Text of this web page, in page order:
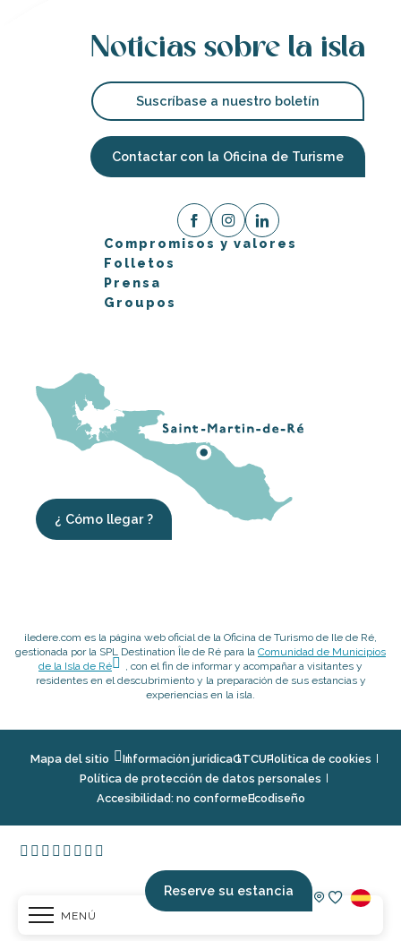
MENÚ
Reserve su estancia
Noticias sobre la isla
Suscríbase a nuestro boletín
Contactar con la Oficina de Turisme
Compromisos y valores
Folletos
Prensa
Groupos
¿ Cómo llegar ?
iledere.com es la página web oficial de la Oficina de Turismo de Ile de Ré,
gestionada por la SPL Destination Île de Ré para la Comunidad de Municipios
de la Isla de Ré
, con el fin de informar y acompañar a visitantes y
residentes en el descubrimiento y la preparación de sus estancias y
experiencias en la isla.
Mapa del sitio Información jurídicaGTCUPolitica de cookies
Política de protección de datos personales
Accesibilidad: no conformeEcodiseño